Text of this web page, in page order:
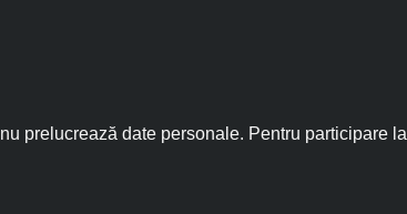
prelucrează date personale. Pentru participare la